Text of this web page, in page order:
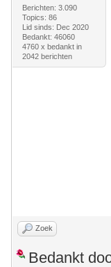
Berichten: 3.090
Topics: 86
Lid sinds: Dec 2020
Bedankt: 46060
4760 x bedankt in
2042 berichten
Zoek
Bedankt